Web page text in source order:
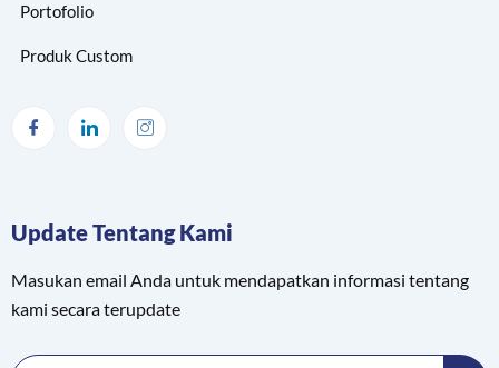
Portofolio
Produk Custom
Update Tentang Kami
Masukan email Anda untuk mendapatkan informasi tentang
kami secara terupdate